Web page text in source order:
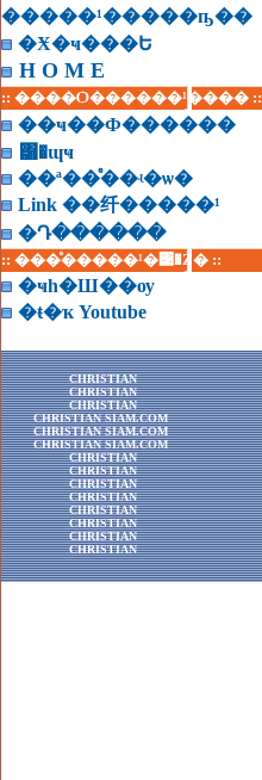
�����¹�����ҧ��
�Ӿ�ҹ���Ե
H O M E
:: ����Ѻ������¹���� ::
��ҹ��Ф������
͸�ɰҹ
��ª��ͤ��ʵ�ѡ�
Link ��纤�����¹
�Դ������
:: ���ͤ�����¹�͹�Ź� ::
�ҹһ�Ш��ѹ
�ŧ�ҡ Youtube
CHRISTIAN
CHRISTIAN
CHRISTIAN
CHRISTIAN SIAM.COM
CHRISTIAN SIAM.COM
CHRISTIAN SIAM.COM
CHRISTIAN
CHRISTIAN
CHRISTIAN
CHRISTIAN
CHRISTIAN
CHRISTIAN
CHRISTIAN
CHRISTIAN